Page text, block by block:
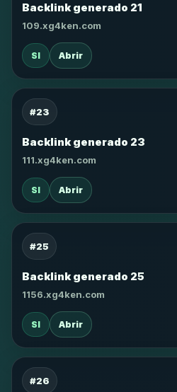
Backlink generado 21
109.xg4ken.com
SI Abrir
#23
Backlink generado 23
111.xg4ken.com
SI Abrir
#25
Backlink generado 25
1156.xg4ken.com
SI Abrir
#26